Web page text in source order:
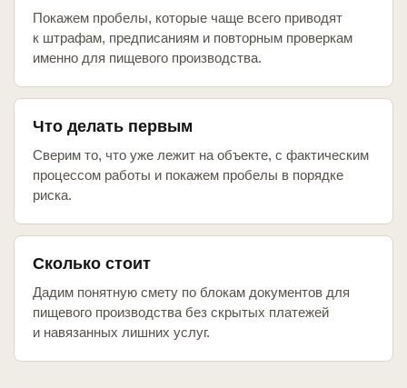
Покажем пробелы, которые чаще всего приводят
к штрафам, предписаниям и повторным проверкам
именно для пищевого производства.
Что делать первым
Сверим то, что уже лежит на объекте, с фактическим
процессом работы и покажем пробелы в порядке
риска.
Сколько стоит
Дадим понятную смету по блокам документов для
пищевого производства без скрытых платежей
и навязанных лишних услуг.